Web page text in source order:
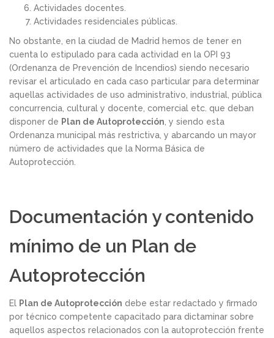
Actividades docentes.
Actividades residenciales públicas.
No obstante, en la ciudad de Madrid hemos de tener en
cuenta lo estipulado para cada actividad en la OPI 93
(Ordenanza de Prevención de Incendios) siendo necesario
revisar el articulado en cada caso particular para determinar
aquellas actividades de uso administrativo, industrial, pública
concurrencia, cultural y docente, comercial etc. que deban
disponer de Plan de Autoprotección , y siendo esta
Ordenanza municipal más restrictiva, y abarcando un mayor
número de actividades que la Norma Básica de
Autoprotección.
Documentación y contenido
mínimo de un Plan de
Autoprotección
El Plan de Autoprotección debe estar redactado y firmado
por técnico competente capacitado para dictaminar sobre
aquellos aspectos relacionados con la autoprotección frente